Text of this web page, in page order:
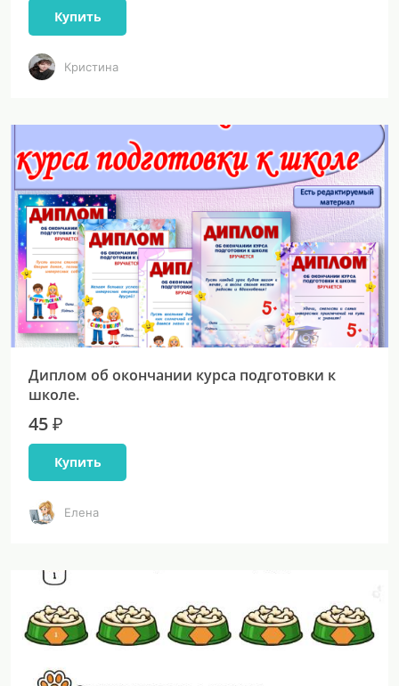
Купить
Кристина
Диплом об окончании курса подготовки к
школе.
45 ₽
Купить
Елена